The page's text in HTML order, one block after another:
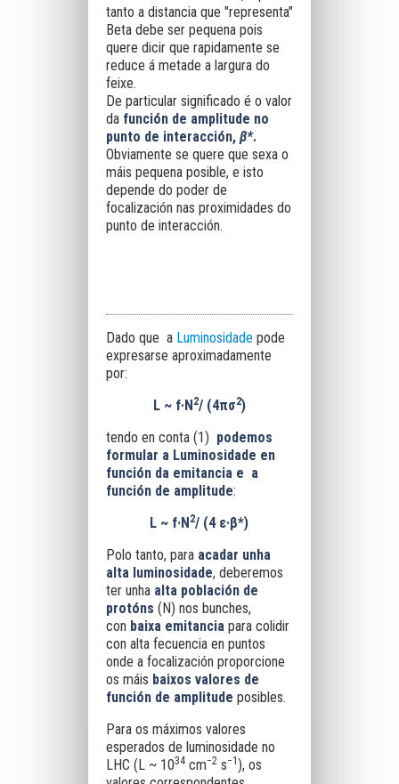
tanto a distancia que "representa"
Beta debe ser pequena pois
quere dicir que rapidamente se
reduce á metade a largura do
feixe.
De particular significado é o valor
da función de amplitude no
punto de interacción, β*.
Obviamente se quere que sexa o
máis pequena posible, e isto
depende do poder de
focalización nas proximidades do
punto de interacción.
Dado que a Luminosidade pode
expresarse aproximadamente
por:
L ~ f·N2/ (4πσ2)
tendo en conta (1) podemos
formular a Luminosidade en
función da emitancia e a
función de amplitude:
L ~ f·N2/ (4 ε·β*)
Polo tanto, paraacadar unha
alta luminosidade, deberemos
ter unha alta población de
protóns (N) nos bunches,
con baixa emitancia para colidir
con alta fecuencia en puntos
onde a focalización proporcione
os máis baixos valores de
función de amplitude posibles.
Para os máximos valores
esperados de luminosidade no
LHC (L ~ 1034cm−2s−1), os